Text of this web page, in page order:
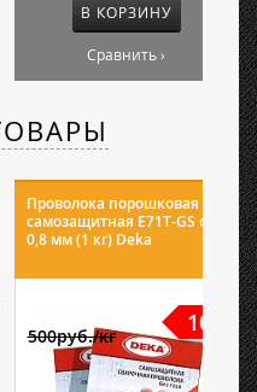
В КОРЗИНУ
Сравнить ›
Проволока порошковая
самозащитная E71T-GS ф
0,8 мм (1 кг) Deka
10%
500руб./кг